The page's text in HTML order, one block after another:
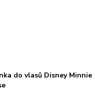
do vlasů Disney Minnie